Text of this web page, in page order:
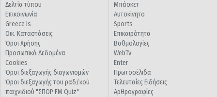
Δελτία τύπου
Επικοινωνία
Greece Is
Οικ. Καταστάσεις
Όροι Χρήσης
Προσωπικά Δεδομένα
Cookies
Όροι διεξαγωγής διαγωνισμών
Όροι διεξαγωγής του ραδ/κού
παιχνιδιού "ΣΠΟΡ FM Quiz"
Μπάσκετ
Αυτοκίνητο
Sports
Επικαιρότητα
Βαθμολογίες
WebTv
Enter
Πρωτοσέλιδα
Τελευταίες Ειδήσεις
Αρθρογραφίες